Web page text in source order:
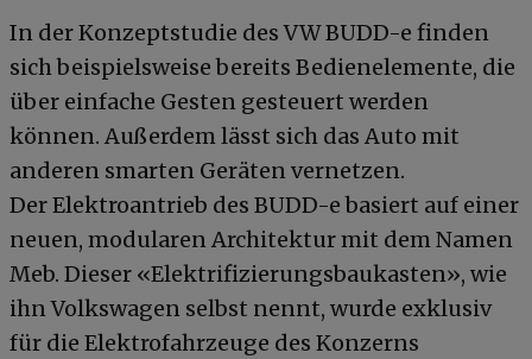
In der Konzeptstudie des VW BUDD-e finden
sich beispielsweise bereits Bedienelemente, die
über einfache Gesten gesteuert werden
können. Außerdem lässt sich das Auto mit
anderen smarten Geräten vernetzen.
Der Elektroantrieb des BUDD-e basiert auf einer
neuen, modularen Architektur mit dem Namen
Meb. Dieser «Elektrifizierungsbaukasten», wie
ihn Volkswagen selbst nennt, wurde exklusiv
für die Elektrofahrzeuge des Konzerns